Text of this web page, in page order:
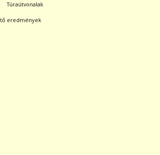
Túraútvonalak
eredmények